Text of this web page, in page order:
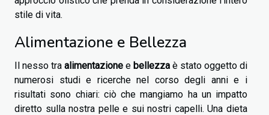
stile di vita.
Alimentazione e Bellezza
Il nesso tra alimentazione e bellezza è stato oggetto di
numerosi studi e ricerche nel corso degli anni e i
risultati sono chiari: ciò che mangiamo ha un impatto
diretto sulla nostra pelle e sui nostri capelli. Una dieta